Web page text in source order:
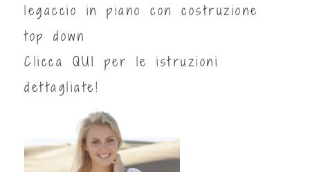
legaccio in piano con costruzione
top down
Clicca QUI
per le istruzioni
dettagliate!